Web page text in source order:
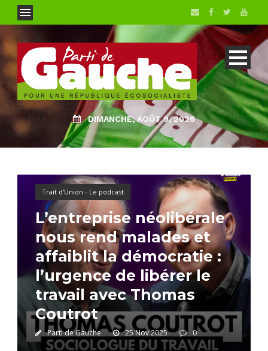
DIMANCHE, AOÛT 9, 2026
Trait d'Union - Le podcast
L’entreprise néolibérale
nous rend malades et
affaiblit la démocratie :
l’urgence de libérer le
travail avec Thomas
Coutrot
Parti de Gauche 25 Nov 2025 0